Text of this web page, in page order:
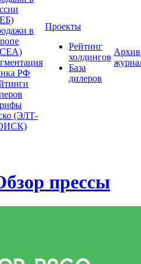
в
РФ
(ЭЛТ-
Проекты
Рейтинг
холдингов
База
дилеров
Архив
прессы